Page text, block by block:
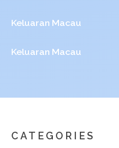
Keluaran Macau
Keluaran Macau
CATEGORIES